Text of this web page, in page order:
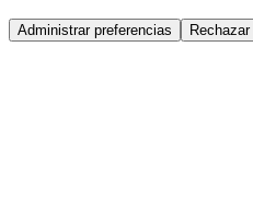
Administrar preferencias